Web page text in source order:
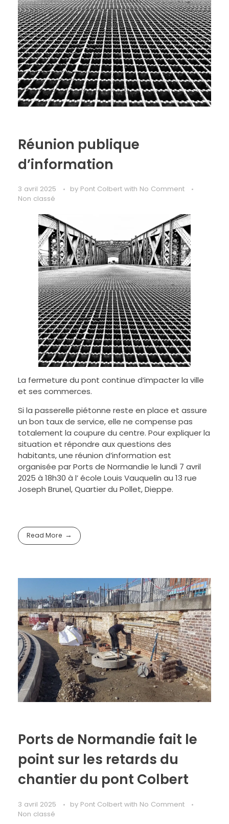
Réunion publique
d’information
3 avril 2025 by Pont Colbert with No Comment
Non classé
La fermeture du pont continue d’impacter la ville
et ses commerces.
Si la passerelle piétonne reste en place et assure
un bon taux de service, elle ne compense pas
totalement la coupure du centre. Pour expliquer la
situation et répondre aux questions des
habitants, une réunion d’information est
organisée par Ports de Normandie le lundi 7 avril
2025 à 18h30 à l’ école Louis Vauquelin au 13 rue
Joseph Brunel, Quartier du Pollet, Dieppe.
Read More
Ports de Normandie fait le
point sur les retards du
chantier du pont Colbert
3 avril 2025 by Pont Colbert with No Comment
Non classé